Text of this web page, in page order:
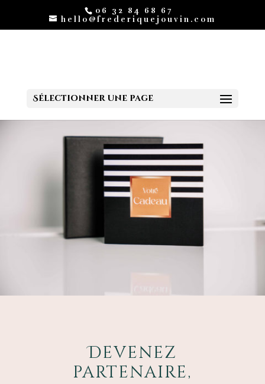
06 32 84 68 67
hello@frederiquejouvin.com
Sélectionner une page
Devenez
partenaire,